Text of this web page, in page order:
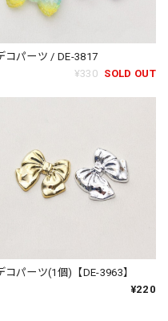
コパーツ / DE-3817
¥330 SOLD OUT
コパーツ(1個)【DE-3963】
¥220